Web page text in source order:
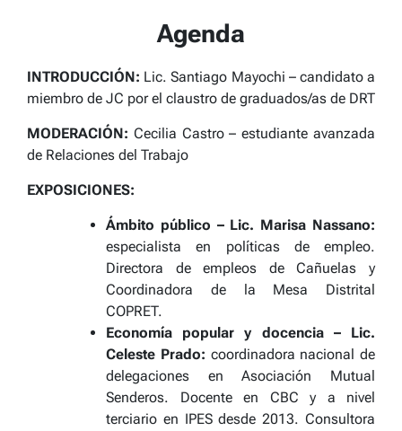
Agenda
INTRODUCCIÓN: Lic. Santiago Mayochi – candidato a
miembro de JC por el claustro de graduados/as de DRT
MODERACIÓN: Cecilia Castro – estudiante avanzada
de Relaciones del Trabajo
EXPOSICIONES:
Ámbito público – Lic. Marisa Nassano:
especialista en políticas de empleo.
Directora de empleos de Cañuelas y
Coordinadora de la Mesa Distrital
COPRET.
Economía popular y docencia – Lic.
Celeste Prado: coordinadora nacional de
delegaciones en Asociación Mutual
Senderos. Docente en CBC y a nivel
terciario en IPES desde 2013. Consultora